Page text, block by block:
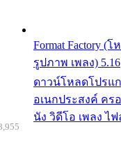
Format Factory (
รูปภาพ เพลง) 5.16
ดาวน์โหลดโปรแก
อเนกประสงค์ คร
นัง วิดีโอ เพลง ไ